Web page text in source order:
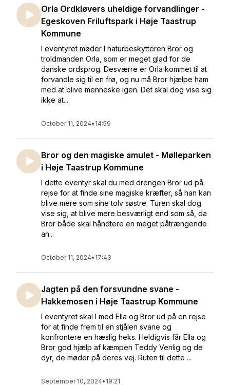
Orla Ordkløvers uheldige forvandlinger -
Egeskoven Friluftspark i Høje Taastrup
Kommune
I eventyret møder I naturbeskytteren Bror og
troldmanden Orla, som er meget glad for de
danske ordsprog. Desværre er Orla kommet til at
forvandle sig til en frø, og nu må Bror hjælpe ham
med at blive menneske igen. Det skal dog vise sig
ikke at...
October 11, 2024• 14:59
Bror og den magiske amulet - Mølleparken
i Høje Taastrup Kommune
I dette eventyr skal du med drengen Bror ud på
rejse for at finde sine magiske kræfter, så han kan
blive mere som sine tolv søstre. Turen skal dog
vise sig, at blive mere besværligt end som så, da
Bror både skal håndtere en meget påtrængende
an...
October 11, 2024• 17:43
Jagten på den forsvundne svane -
Hakkemosen i Høje Taastrup Kommune
I eventyret skal I med Ella og Bror ud på en rejse
for at finde frem til en stjålen svane og
konfrontere en hæslig heks. Heldigvis får Ella og
Bror god hjælp af kæmpen Teddy Venlig og de
dyr, de møder på deres vej. Ruten til dette ...
September 10, 2024• 19:21